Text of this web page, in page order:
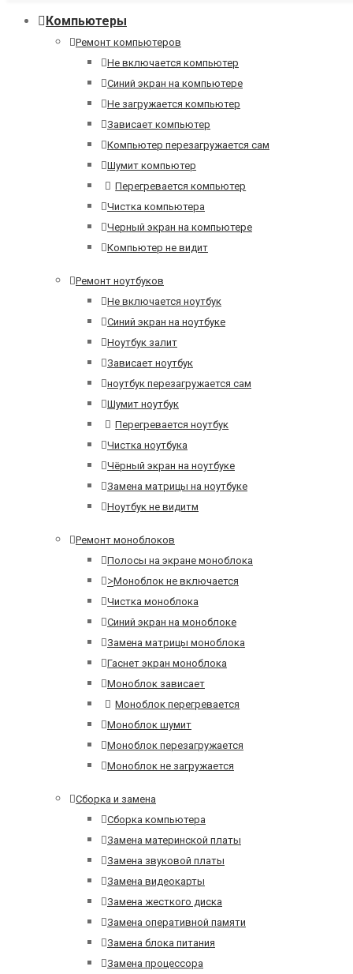
Компьютеры
Ремонт компьютеров
Не включается компьютер
Синий экран на компьютере
Не загружается компьютер
Зависает компьютер
Компьютер перезагружается сам
Шумит компьютер
Перегревается компьютер
Чистка компьютера
Черный экран на компьютере
Компьютер не видит
Ремонт ноутбуков
Не включается ноутбук
Синий экран на ноутбуке
Ноутбук залит
Зависает ноутбук
ноутбук перезагружается сам
Шумит ноутбук
Перегревается ноутбук
Чистка ноутбука
Чёрный экран на ноутбуке
Замена матрицы на ноутбуке
Ноутбук не видитм
Ремонт моноблоков
Полосы на экране моноблока
>Моноблок не включается
Чистка моноблока
Синий экран на моноблоке
Замена матрицы моноблока
Гаснет экран моноблока
Моноблок зависает
Моноблок перегревается
Моноблок шумит
Моноблок перезагружается
Моноблок не загружается
Сборка и замена
Сборка компьютера
Замена материнской платы
Замена звуковой платы
Замена видеокарты
Замена жесткого диска
Замена оперативной памяти
Замена блока питания
Замена процессора